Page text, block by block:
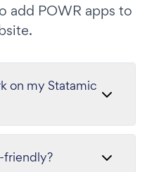
add POWR apps to
on my Statamic
friendly?